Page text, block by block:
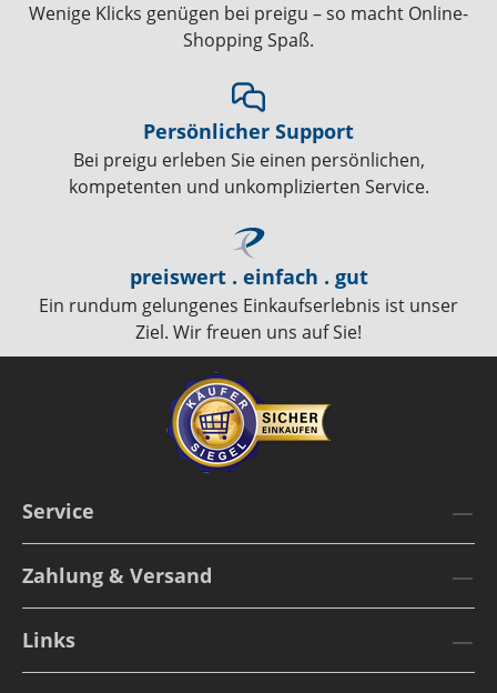
Wenige Klicks genügen bei preigu – so macht Online-
Shopping Spaß.
Persönlicher Support
Bei preigu erleben Sie einen persönlichen,
kompetenten und unkomplizierten Service.
preiswert . einfach . gut
Ein rundum gelungenes Einkaufserlebnis ist unser
Ziel. Wir freuen uns auf Sie!
Service
Zahlung & Versand
Links